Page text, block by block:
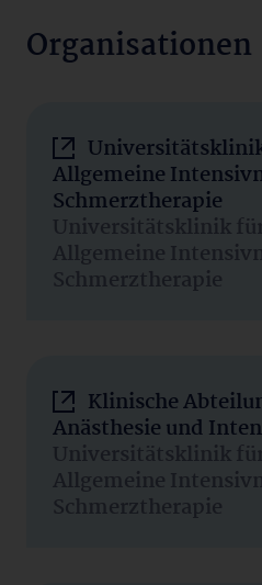
Organisationen
Allgemeine
Schmerztherapie
Universitätsklinik
Allgemeine
Schmerztherapie
Klinische
Anästhesie und
Universitätsklinik
Allgemeine
Schmerztherapie